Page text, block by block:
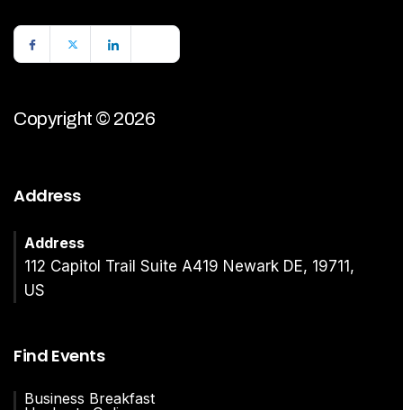
Copyright © 2026
Address
Address
112 Capitol Trail Suite A419 Newark DE, 19711,
US
Find Events
Business Breakfast